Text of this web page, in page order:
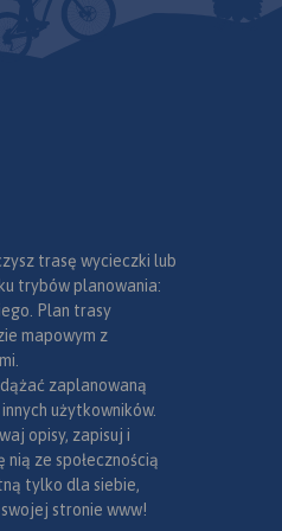
narodowe, uzdrowiska, większe
ośrodki narciarskie, obiekty na
Liście UNESCO. Legenda w
ekspresowych na Słowacji;
- plany Pragi i Bratysławy;
- schemat metra w Pradze;
- informacje praktyczne dla
po Słowacji i Czechach (m.in.:
wybrane przepisy drogowe,
wymagane dokumenty,
obowiązkowe wyposażenie
samochodu, rodzaje winiet).
Mapę offline można zakupić w
trasę wycieczki lub
trybów planowania:
Plan trasy
mapowym z
zaplanowaną
użytkowników.
opisy, zapisuj i
ze społecznością
tylko dla siebie,
stronie www!